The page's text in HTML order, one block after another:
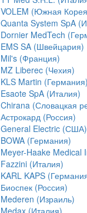
VOLEM (Южная
Quanta System SpA
Dornier MedTech
EMS SA (Швейцария)
Mil's (Франция)
MZ Liberec (Чехия)
KLS Martin (Германия)
Esaote SpA (Италия)
Chirana (Словацкая
Астрокард (Россия)
General Electric (США)
BOWA (Германия)
Meyer-Haake Medical
Fazzini (Италия)
KARL KAPS
Биоспек (Россия)
Mederen (Израиль)
Medax (Италия)